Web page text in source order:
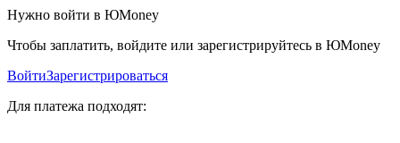
Нужно войти в ЮMoney
Чтобы заплатить, войдите или зарегистрируйтесь в ЮMoney
ВойтиЗарегистрироваться
Для платежа подходят: